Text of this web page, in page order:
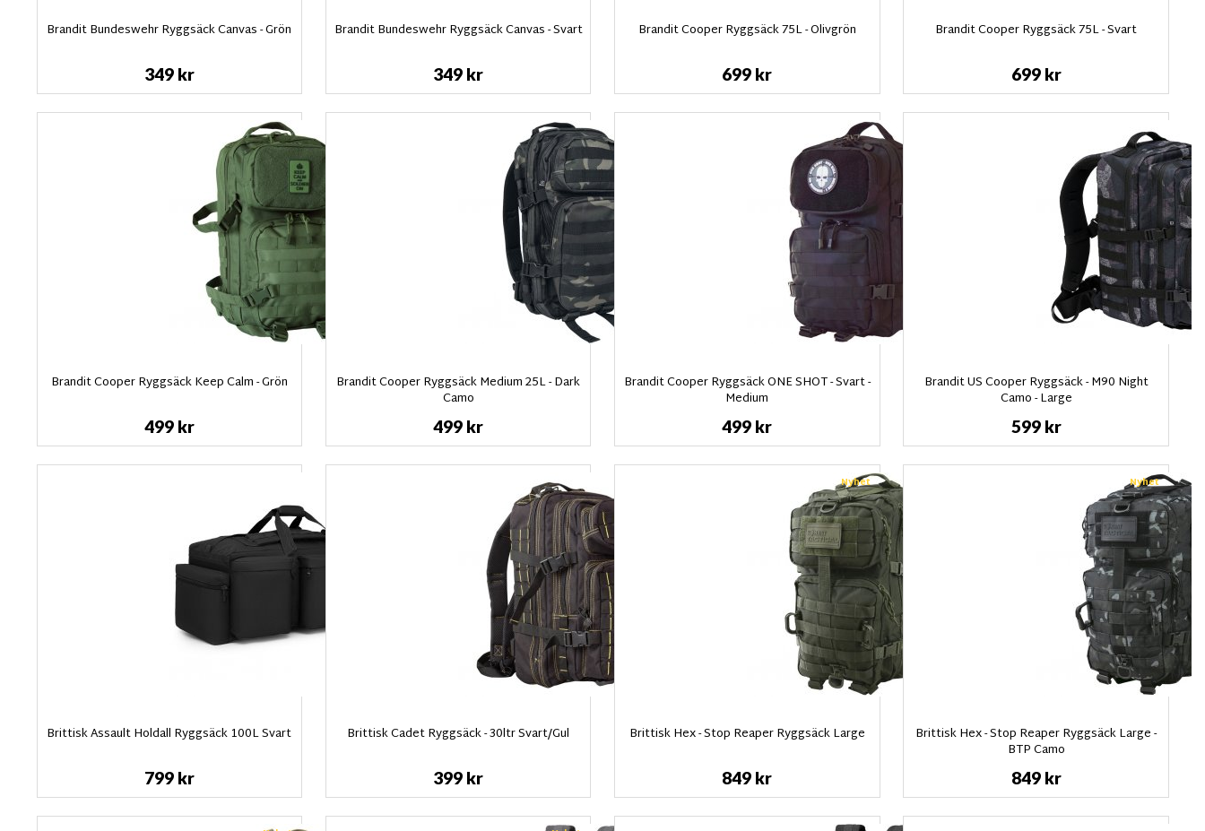
Brandit Bundeswehr Ryggsäck Canvas - Grön
349 kr
Brandit Bundeswehr Ryggsäck Canvas - Svart
349 kr
Brandit Cooper Ryggsäck 75L - Olivgrön
699 kr
Brandit Cooper Ryggsäck 75L - Svart
699 kr
Brandit Cooper Ryggsäck Keep Calm - Grön
499 kr
Brandit Cooper Ryggsäck Medium 25L - Dark
Camo
499 kr
Brandit Cooper Ryggsäck ONE SHOT - Svart -
Medium
499 kr
Brandit US Cooper Ryggsäck - M90 Night
Camo - Large
599 kr
Brittisk Assault Holdall Ryggsäck 100L Svart
799 kr
Brittisk Cadet Ryggsäck - 30ltr Svart/Gul
399 kr
Nyhet
Brittisk Hex - Stop Reaper Ryggsäck Large
849 kr
Nyhet
Brittisk Hex - Stop Reaper Ryggsäck Large -
BTP Camo
849 kr